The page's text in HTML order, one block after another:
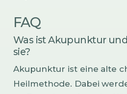
FAQ
Was ist Akupunktur
sie?
Akupunktur ist eine alte
Heilmethode. Dabei